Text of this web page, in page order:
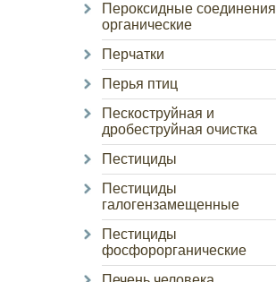
Пероксидные соединения
органические
Перчатки
Перья птиц
Пескоструйная и
дробеструйная очистка
Пестициды
Пестициды
галогензамещенные
Пестициды
фосфорорганические